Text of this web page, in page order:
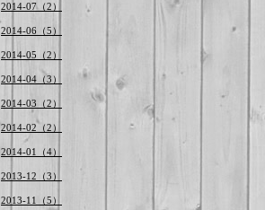
2014-07（2）
2014-06（5）
2014-05（2）
2014-04（3）
2014-03（2）
2014-02（2）
2014-01（4）
2013-12（3）
2013-11（5）